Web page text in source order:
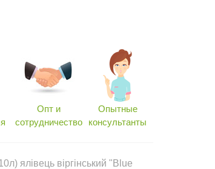
Опт и
сотрудничество
Опытные
консультанты
ялівець віргінський "Blue